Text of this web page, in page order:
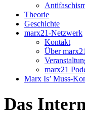
Theorie
Geschichte
marx21-Netzwerk
Kontakt
Über marx21
marx21
Marx Is’ Muss-
Das